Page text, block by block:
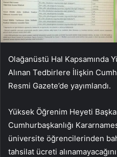
Olağanüstü Hal Kapsamında
Alınan Tedbirlere İlişkin
Resmi Gazete’de yayımlandı.
Yüksek Öğrenim Heyeti
Cumhurbaşkanlığı
üniversite öğrencilerinden
tahsilat ücreti